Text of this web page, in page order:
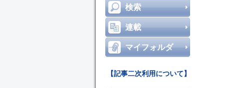
検索
連載
マイフォルダ
【記事二次利用について】